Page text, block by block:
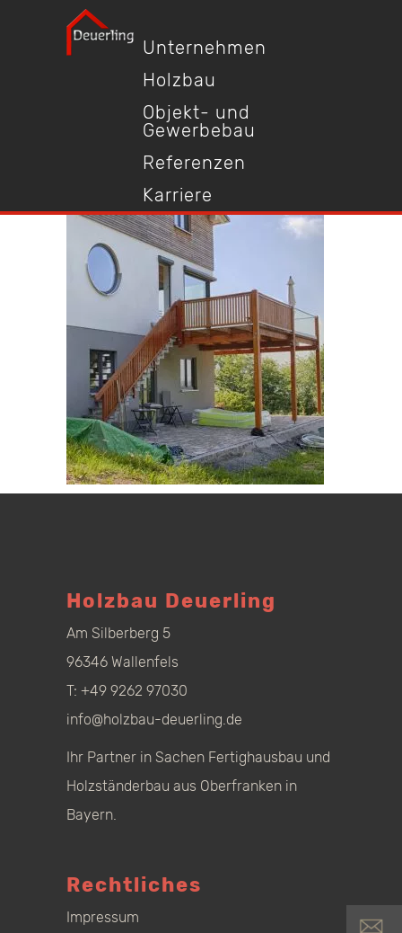
Unternehmen
Holzbau
Objekt- und
Gewerbebau
Referenzen
Karriere
Holzbau Deuerling
Am Silberberg 5
96346 Wallenfels
T: +49 9262 97030
info@holzbau-deuerling.de
Ihr Partner in Sachen Fertighausbau und
Holzständerbau aus Oberfranken in
Bayern.
Rechtliches
Impressum